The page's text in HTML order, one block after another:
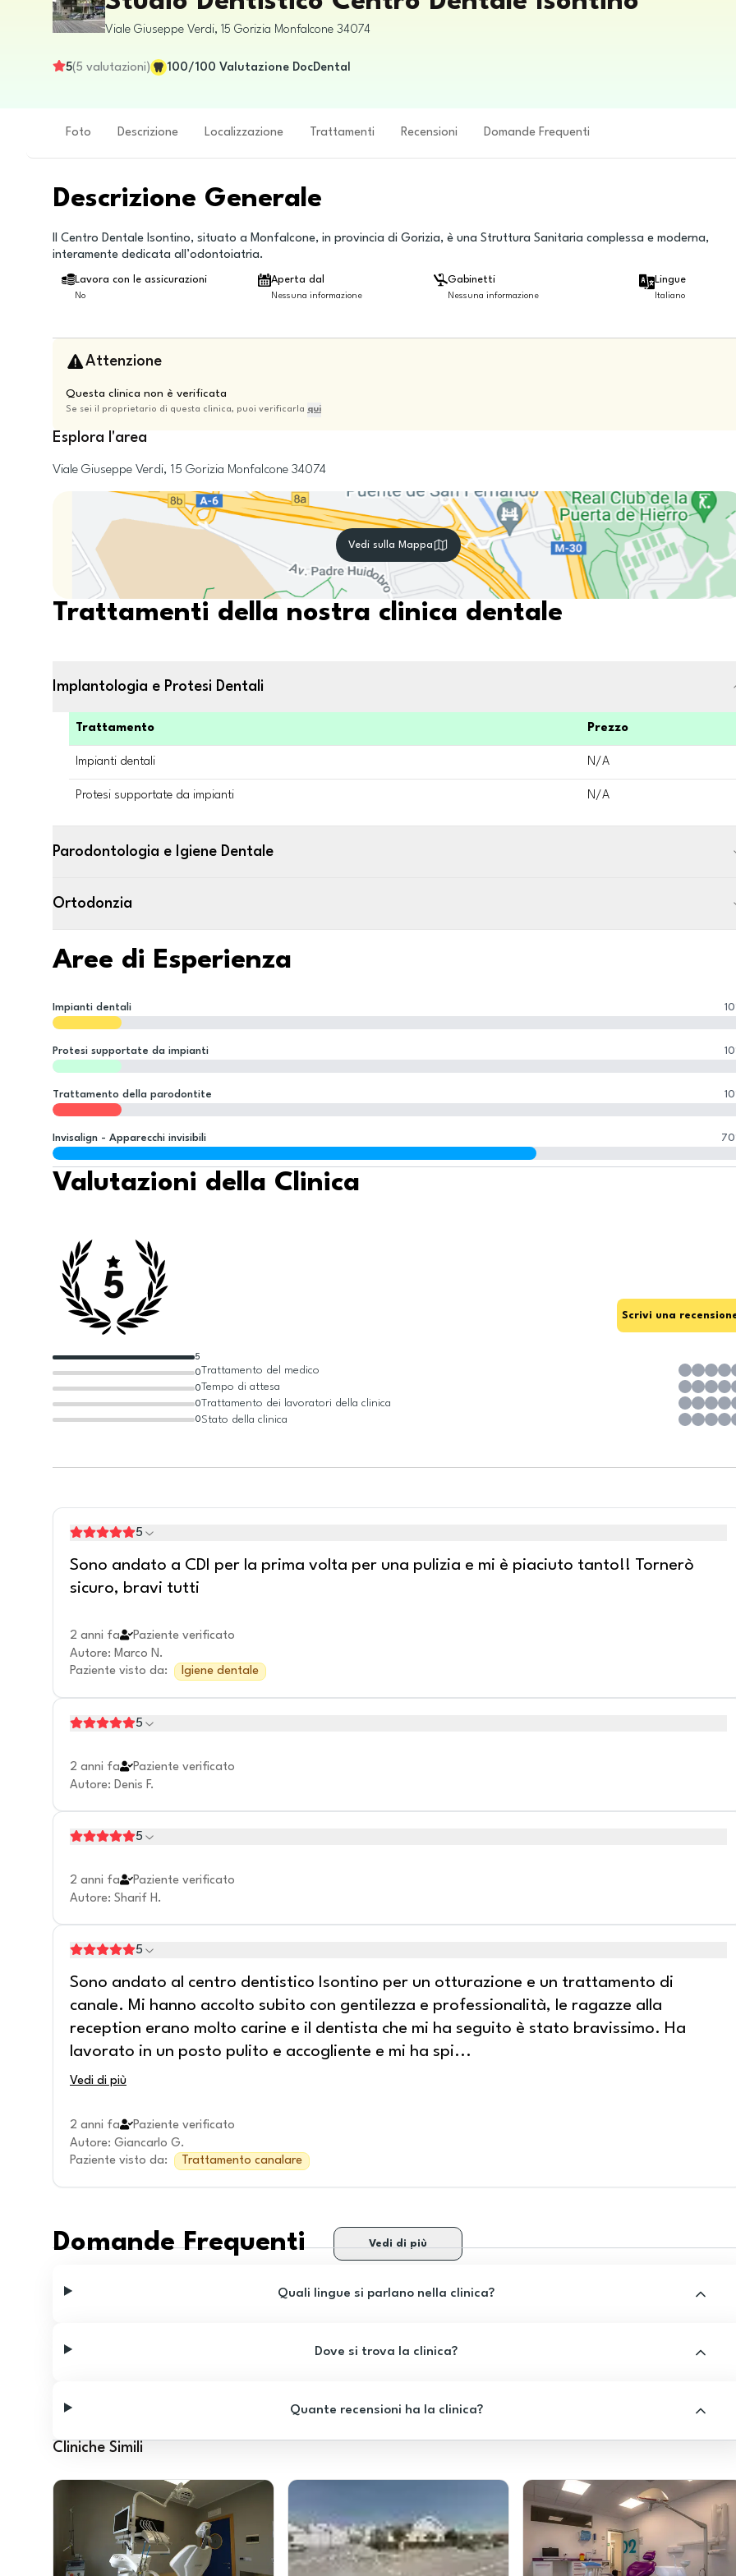
Viale Giuseppe Verdi, 15 Gorizia Monfalcone 34074
5(5 valutazioni) 100/100 Valutazione DocDental
Foto Descrizione Localizzazione Trattamenti Recensioni Domande Frequenti
Descrizione Generale
Il Centro Dentale Isontino, situato a Monfalcone, in provincia di Gorizia, è una Struttura Sanitaria complessa e moderna,
interamente dedicata all’odontoiatria.
Lavora con le assicurazioni
No
Aperta dal
Nessuna informazione
Gabinetti
Nessuna informazione
Lingue
Italiano
Attenzione
Questa clinica non è verificata
Se sei il proprietario di questa clinica, puoi verificarla qui
Esplora l'area
Viale Giuseppe Verdi, 15 Gorizia Monfalcone 34074
Vedi sulla Mappa
Trattamenti della nostra clinica dentale
Implantologia e Protesi Dentali
Trattamento Prezzo
Impianti dentali N/A
Protesi supportate da impianti N/A
Parodontologia e Igiene Dentale
Ortodonzia
Aree di Esperienza
Impianti dentali 10
Protesi supportate da impianti 10
Trattamento della parodontite 10
Invisalign - Apparecchi invisibili 70
Valutazioni della Clinica
5
0
0
0
0
5
Scrivi una
Trattamento del medico
Tempo di attesa
Trattamento dei lavoratori della clinica
Stato della clinica
5
Sono andato a CDI per la prima volta per una pulizia e mi è piaciuto tanto!! Tornerò
sicuro, bravi tutti
2 anni fa
Paziente verificato
Autore: Marco N.
Paziente visto da: Igiene dentale
5
2 anni fa
Paziente verificato
Autore: Denis F.
5
2 anni fa
Paziente verificato
Autore: Sharif H.
5
Sono andato al centro dentistico Isontino per un otturazione e un trattamento di
canale. Mi hanno accolto subito con gentilezza e professionalità, le ragazze alla
reception erano molto carine e il dentista che mi ha seguito è stato bravissimo. Ha
lavorato in un posto pulito e accogliente e mi ha spi ...
Vedi di più
2 anni fa
Paziente verificato
Autore: Giancarlo G.
Paziente visto da: Trattamento canalare
Vedi di più
Domande Frequenti
Quali lingue si parlano nella clinica?
Dove si trova la clinica?
Quante recensioni ha la clinica?
Cliniche Simili